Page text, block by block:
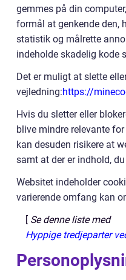
gemmes på din
formål at genkende den,
statistik og målrette
indeholde skadelig kode
Det er muligt at slette
vejledning:https://
Hvis du sletter eller
blive mindre relevante
kan desuden risikere at
samt at der er indhold,
Websitet indeholder
varierende omfang kan
[ Se denne liste med
Hyppige tredjeparter